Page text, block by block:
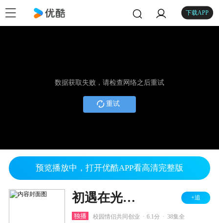
下载APP
数据获取失败，请检查网络之后重试
重试
预览播放中，打开优酷APP看高清完整版
初遇在光年之外 +追
独播 校园情侣共同创业 6.1分 38集全